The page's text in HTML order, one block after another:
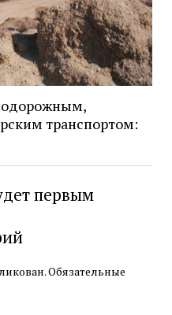
транспортом:
первым
Обязательные